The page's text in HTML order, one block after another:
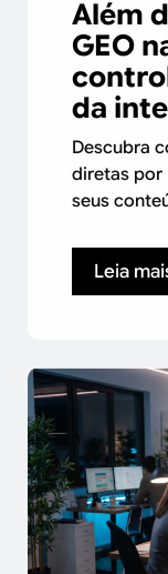
Além
GEO
da
Descubra
diretas por
seus
Leia